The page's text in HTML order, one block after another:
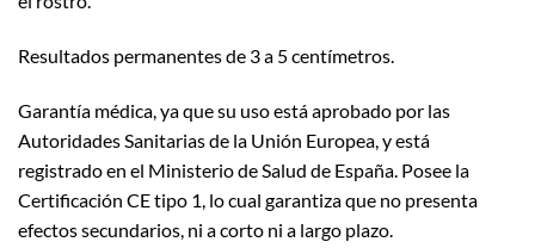
Resultados permanentes de 3 a 5 centímetros.
Garantía médica, ya que su uso está aprobado por las
Autoridades Sanitarias de la Unión Europea, y está
registrado en el Ministerio de Salud de España. Posee la
Certificación CE tipo 1, lo cual garantiza que no presenta
efectos secundarios, ni a corto ni a largo plazo.